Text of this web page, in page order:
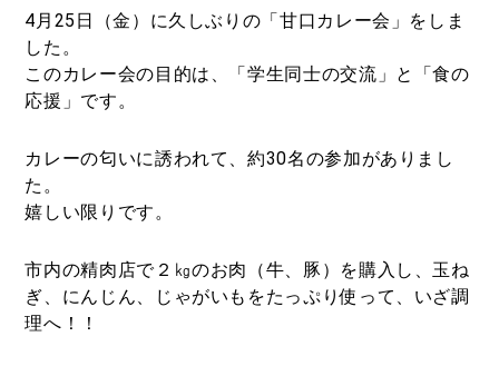
4月25日（金）に久しぶりの「甘口カレー会」をしま
した。
このカレー会の目的は、「学生同士の交流」と「食の
応援」です。
カレーの匂いに誘われて、約30名の参加がありまし
た。
嬉しい限りです。
市内の精肉店で２㎏のお肉（牛、豚）を購入し、玉ね
ぎ、にんじん、じゃがいもをたっぷり使って、いざ調
理へ！！